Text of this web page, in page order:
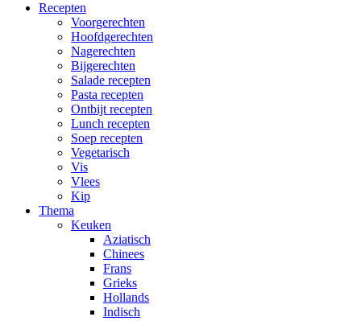
Recepten
Voorgerechten
Hoofdgerechten
Nagerechten
Bijgerechten
Salade recepten
Pasta recepten
Ontbijt recepten
Lunch recepten
Soep recepten
Vegetarisch
Vis
Vlees
Kip
Thema
Keuken
Aziatisch
Chinees
Frans
Grieks
Hollands
Indisch